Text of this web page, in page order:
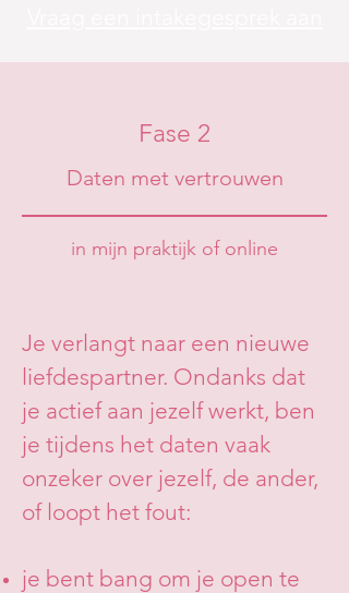
Fase 2
Daten met vertrouwen
in mijn praktijk of online
Je verlangt naar een nieuwe
liefdespartner. Ondanks dat
je actief aan jezelf werkt, ben
je tijdens het daten vaak
onzeker over jezelf, de ander,
of loopt het fout:
je bent bang om je open te